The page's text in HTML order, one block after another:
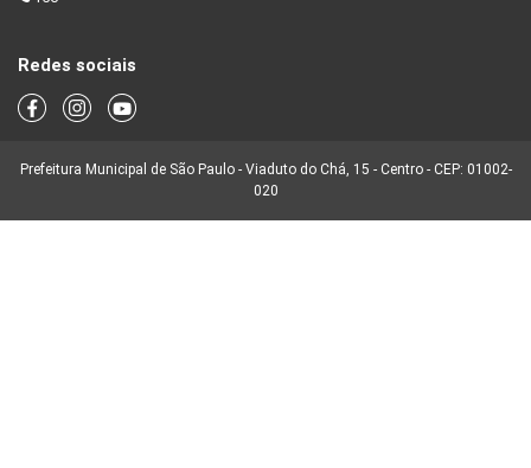
Redes sociais
Prefeitura Municipal de São Paulo - Viaduto do Chá, 15 - Centro - CEP: 01002-
020